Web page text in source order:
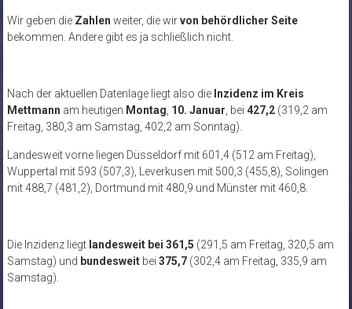
Wir geben die Zahlen weiter, die wirvon behördlicher Seite
bekommen. Andere gibt es ja schließlich nicht.
Nach der aktuellen Datenlage liegt also die Inzidenz im Kreis
Mettmann am heutigen Montag 10. Januar , bei 427,2 (319,2 am
Freitag, 380,3 am Samstag, 402,2 am Sonntag).
Landesweit vorne liegen Düsseldorf mit 601,4 (512 am Freitag),
Wuppertal mit 593 (507,3), Leverkusen mit 500,3 (455,8), Solingen
mit 488,7 (481,2), Dortmund mit 480,9 und Münster mit 460,8.
Die Inzidenz liegtlandesweit bei 361,5 (291,5 am Freitag, 320,5 am
Samstag) und bundesweitbei 375,7 (302,4 am Freitag, 335,9 am
Samstag).